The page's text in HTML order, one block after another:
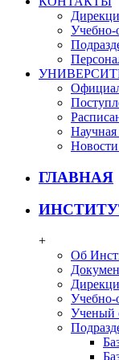
Учебно-
ГЛАВНАЯ
+
Об
Учебно-
Ученый